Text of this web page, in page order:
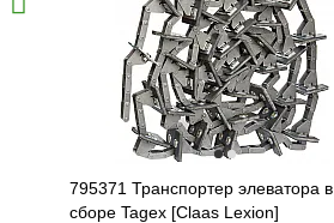
795371 Транспортер элеватора в
сборе Tagex [Claas Lexion]